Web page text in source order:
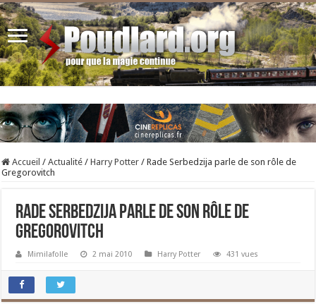
Accueil / Actualité / Harry Potter / Rade Serbedzija parle de son rôle de
Gregorovitch
Rade Serbedzija parle de son rôle de
Gregorovitch
Mimilafolle 2 mai 2010 Harry Potter 431 vues